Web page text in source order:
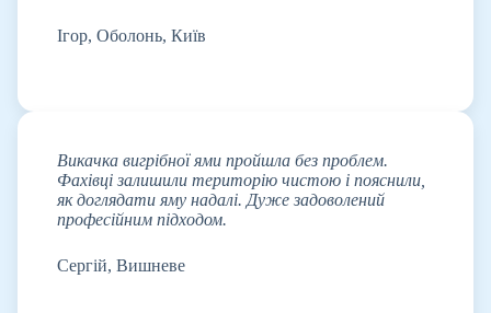
Ігор, Оболонь, Київ
Викачка вигрібної ями пройшла без проблем.
Фахівці залишили територію чистою і пояснили,
як доглядати яму надалі. Дуже задоволений
професійним підходом.
Сергій, Вишневе